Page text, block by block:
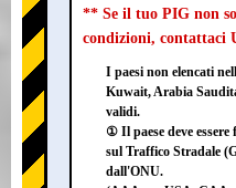
** Se il tuo PIG non
condizioni, contattaci
I paesi non elencati
Kuwait, Arabia
validi.
① Il paese deve
sul Traffico Stradale
dall'ONU.